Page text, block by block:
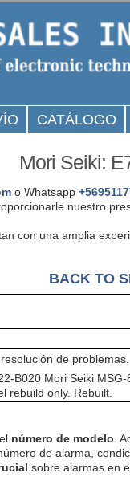
CATÁLOGO
Mori Seiki:
o Whatsapp
nuestro
con una amplia
BACK TO
de problemas.
B020 Mori Seiki
rebuild only. Rebuilt.
número de modelo .
de alarma,
sobre alarmas en